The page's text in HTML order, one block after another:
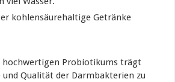
kohlensäurehaltige Getränke
hochwertigen Probiotikums trägt
und Qualität der Darmbakterien zu